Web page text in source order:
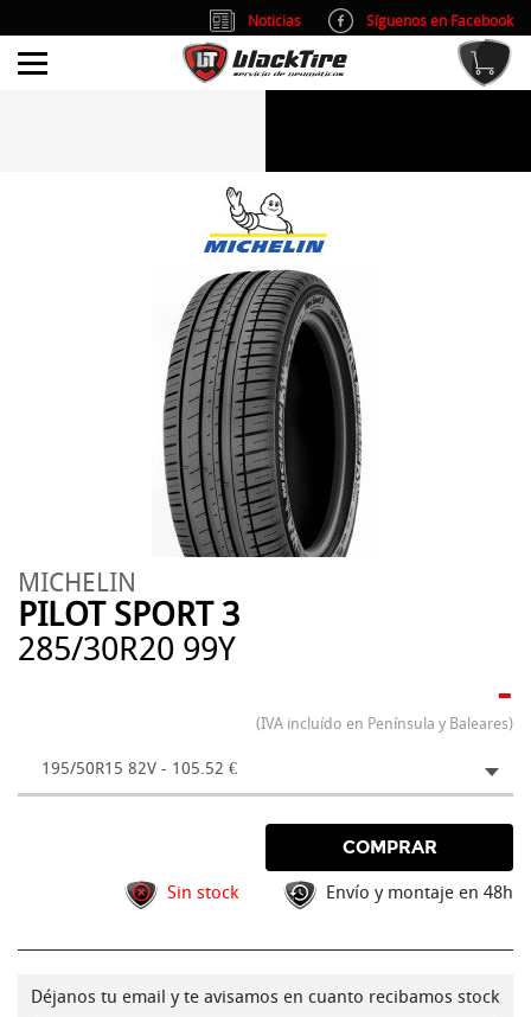
MICHELIN
PILOT SPORT 3
285/30R20 99Y
-
(IVA incluído en Península y Baleares)
195/50R15 82V - 105.52 €
COMPRAR
Sin stock Envío y montaje en 48h
Déjanos tu email y te avisamos en cuanto recibamos stock
Noticias
Síguenos en Facebook
info@blacktire.es
Atención al cliente: L/V 9:00-14:00 y 15:00-19:00